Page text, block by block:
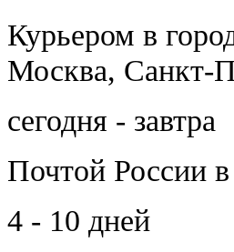
Курьером в
Москва, Санкт-
сегодня - завтра
Почтой России
4 - 10 дней